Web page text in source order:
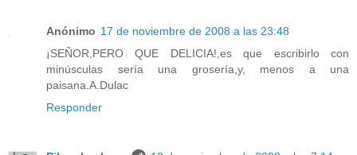
Anónimo 17 de noviembre de 2008 a las 23:48
¡SEÑOR,PERO QUE DELICIA!,es que escribirlo con
minúsculas sería una grosería,y, menos a una
paisana.A.Dulac
Responder